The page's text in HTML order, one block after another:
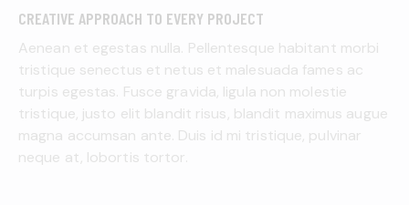
CREATIVE APPROACH TO EVERY PROJECT
Aenean et egestas nulla. Pellentesque habitant morbi
tristique senectus et netus et malesuada fames ac
turpis egestas. Fusce gravida, ligula non molestie
tristique, justo elit blandit risus, blandit maximus augue
magna accumsan ante. Duis id mi tristique, pulvinar
neque at, lobortis tortor.